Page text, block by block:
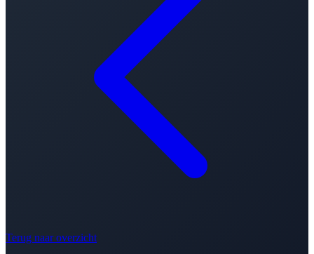
Terug naar overzicht